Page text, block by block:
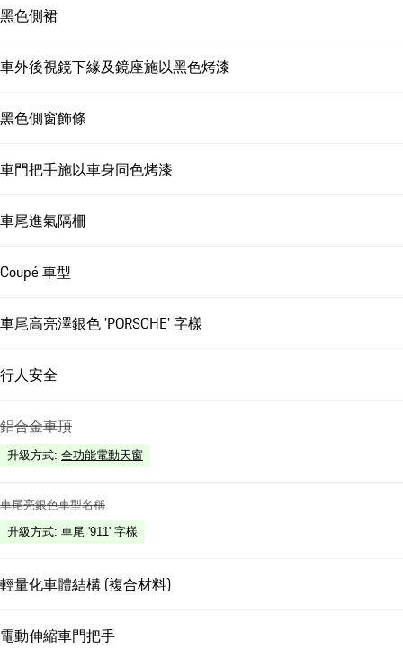
黑色側裙
車外後視鏡下緣及鏡座施以黑色烤漆
黑色側窗飾條
車門把手施以車身同色烤漆
車尾進氣隔柵
Coupé 車型
車尾高亮澤銀色 'PORSCHE' 字樣
行人安全
鋁合金車頂
升級方式: 全功能電動天窗
車尾亮銀色車型名稱
升級方式: 車尾 '911' 字樣
輕量化車體結構 (複合材料)
電動伸縮車門把手